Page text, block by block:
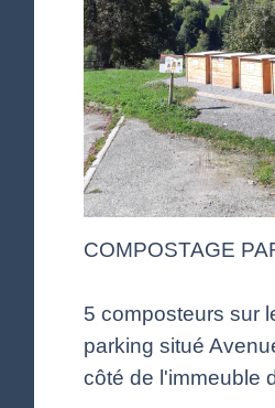
COMPOSTAGE
5 composteurs sur
parking situé
côté de l'immeuble